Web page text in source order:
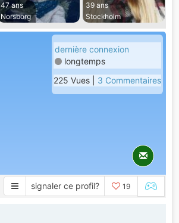
47 ans
Norsborg
39 ans
Stockholm
dernière connexion
longtemps
225 Vues | 3 Commentaires
signaler ce profil? 19